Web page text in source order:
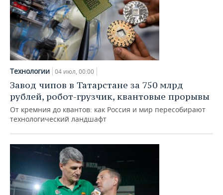
Технологии 04 июл, 00:00
Завод чипов в Татарстане за 750 млрд
рублей, робот-грузчик, квантовые прорывы
От кремния до квантов: как Россия и мир пересобирают
технологический ландшафт